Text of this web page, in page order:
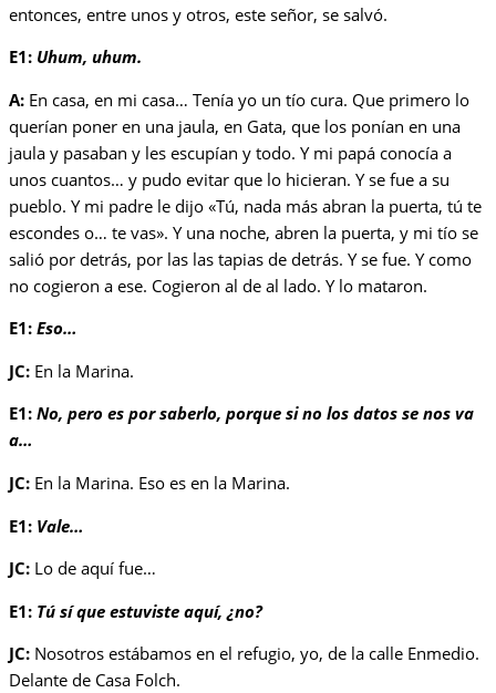
entonces, entre unos y otros, este señor, se salvó.
E1: Uhum, uhum.
A: En casa, en mi casa… Tenía yo un tío cura. Que primero lo
querían poner en una jaula, en Gata, que los ponían en una
jaula y pasaban y les escupían y todo. Y mi papá conocía a
unos cuantos… y pudo evitar que lo hicieran. Y se fue a su
pueblo. Y mi padre le dijo «Tú, nada más abran la puerta, tú te
escondes o… te vas». Y una noche, abren la puerta, y mi tío se
salió por detrás, por las las tapias de detrás. Y se fue. Y como
no cogieron a ese. Cogieron al de al lado. Y lo mataron.
E1: Eso…
JC: En la Marina.
E1: No, pero es por saberlo, porque si no los datos se nos va
a…
JC: En la Marina. Eso es en la Marina.
E1: Vale…
JC: Lo de aquí fue…
E1: Tú sí que estuviste aquí, ¿no?
JC: Nosotros estábamos en el refugio, yo, de la calle Enmedio.
Delante de Casa Folch.